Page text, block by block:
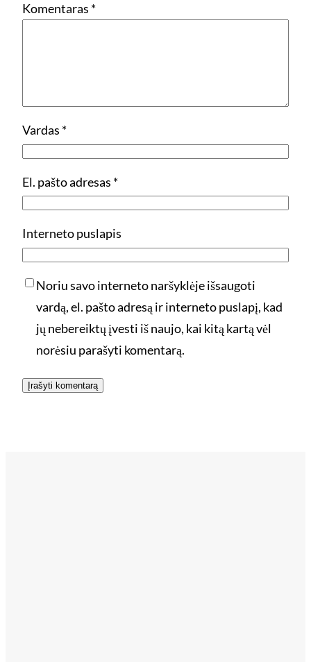
Komentaras *
Vardas *
El. pašto adresas *
Interneto puslapis
Noriu savo interneto naršyklėje išsaugoti
vardą, el. pašto adresą ir interneto puslapį, kad
jų nebereiktų įvesti iš naujo, kai kitą kartą vėl
norėsiu parašyti komentarą.